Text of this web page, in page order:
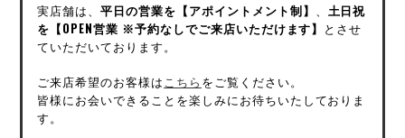
実店舗は、平日の営業を【アポイントメント制】 、 土日祝
を【OPEN営業 ※予約なしでご来店いただけます】 とさせ
ていただいております。
ご来店希望のお客様はこちら をご覧ください。
皆様にお会いできることを楽しみにお待ちいたしておりま
す。